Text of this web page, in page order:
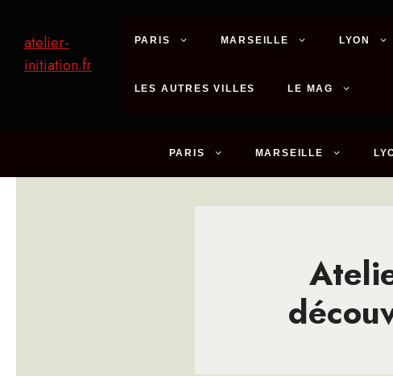
contenu
atelier-
initiation.fr
PARIS MARSEILLE LYON
LES AUTRES VILLES LE MAG
PARIS MARSEILLE